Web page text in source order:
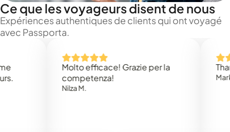
Ce que les voyageurs disent de nous
Expériences authentiques de clients qui ont voyagé
avec Passporta.
Molto efficace! Grazie per la
competenza!
Thank